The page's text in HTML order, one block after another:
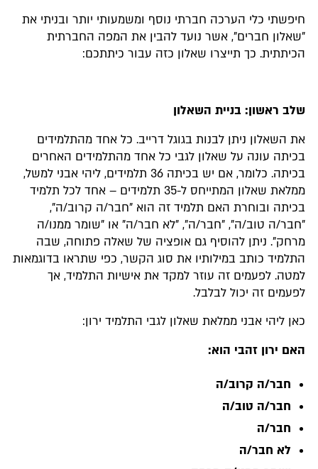
חיפשתי כלי הערכה חברתי נוסף ומשמעותי יותר ובניתי את
"שאלון חברים", אשר נועד להבין את המפה החברתית
הכיתתית. כך תייצרו שאלון כזה עבור כיתתכם:
שלב ראשון: בניית השאלון
את השאלון ניתן לבנות בגוגל דרייב. כל אחד מהתלמידים
בכיתה עונה על שאלון לגבי כל אחד מהתלמידים האחרים
בכיתה. כלומר, אם יש בכיתה 36 תלמידים, ליהי אבני למשל,
ממלאת שאלון המתייחס ל-35 תלמידים – אחד לכל תלמיד
בכיתה ובוחרת האם תלמיד זה הוא "חבר/ה קרוב/ה",
"חבר/ה טוב/ה", "חבר/ה", "לא חבר/ה" או "שומר ממנו/ה
מרחק". ניתן להוסיף גם אופציה של שאלה פתוחה, שבה
התלמיד כותב במילותיו את סוג הקשר, כפי שתראו בדוגמאות
למטה. לפעמים זה עוזר למקד את אישיות התלמיד, אך
לפעמים זה יכול לבלבל.
כאן ליהי אבני ממלאת שאלון לגבי התלמיד ירון:
האם ירון זהבי הוא:
חבר/ה קרוב/ה
חבר/ה טוב/ה
חבר/ה
לא חבר/ה